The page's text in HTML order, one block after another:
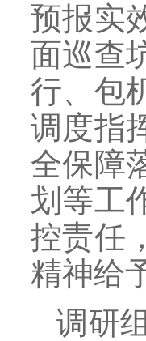
预报实
面巡查
行、包
调度指
全保障
划等工
控责任
精神给
调研